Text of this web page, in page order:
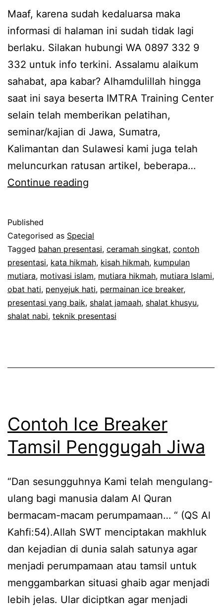
Maaf, karena sudah kedaluarsa maka
informasi di halaman ini sudah tidak lagi
berlaku. Silakan hubungi WA 0897 332 9
332 untuk info terkini. Assalamu alaikum
sahabat, apa kabar? Alhamdulillah hingga
saat ini saya beserta IMTRA Training Center
selain telah memberikan pelatihan,
seminar/kajian di Jawa, Sumatra,
Kalimantan dan Sulawesi kami juga telah
meluncurkan ratusan artikel, beberapa…
Continue reading
Bulan
Hebat!
Published
Categorised as Special
Tagged bahan presentasi, ceramah singkat, contoh
presentasi, kata hikmah, kisah hikmah, kumpulan
mutiara, motivasi islam, mutiara hikmah, mutiara Islami,
obat hati, penyejuk hati, permainan ice breaker,
presentasi yang baik, shalat jamaah, shalat khusyu,
shalat nabi, teknik presentasi
Contoh Ice Breaker
Tamsil Penggugah Jiwa
“Dan sesungguhnya Kami telah mengulang-
ulang bagi manusia dalam Al Quran
bermacam-macam perumpamaan… “ (QS Al
Kahfi:54).Allah SWT menciptakan makhluk
dan kejadian di dunia salah satunya agar
menjadi perumpamaan atau tamsil untuk
menggambarkan situasi ghaib agar menjadi
lebih jelas. Ular diciptkan agar menjadi